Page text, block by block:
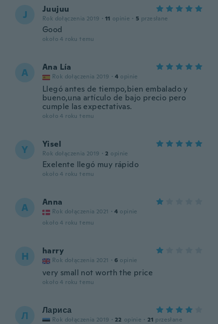
J Juujuu
Rok dołączenia 2019 · 11 opinie · 5 przesłane
Good
około 4 roku temu
A Ana Lía
Rok dołączenia 2019 · 4 opinie
Llegó antes de tiempo,bien embalado y
bueno,una artículo de bajo precio pero
cumple las expectativas.
około 4 roku temu
Y Yisel
Rok dołączenia 2019 · 2 opinie
Exelente llegó muy rápido
około 4 roku temu
A Anna
Rok dołączenia 2021 · 4 opinie
około 4 roku temu
H harry
Rok dołączenia 2021 · 6 opinie
very small not worth the price
około 4 roku temu
Л Лариса
Rok dołączenia 2019 · 22 opinie · 21 przesłane